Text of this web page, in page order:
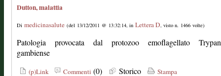
Dutton, malattia
Di medicinasalute (del 13/12/2011 @ 13:32:14, in Lettera D, visto n. 1466 volte)
Patologia provocata dal protozoo emoflagellato
gambiense
(p)Link Commenti (0) Storico Stampa